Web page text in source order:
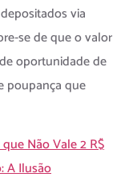
via
de que o valor
oportunidade de
poupança que
Não Vale 2 R$
A Ilusão